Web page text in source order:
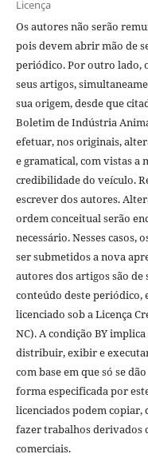
Licença
Os autores não serão
pois devem abrir mão de
periódico. Por outro lado,
seus artigos,
sua origem, desde que
Boletim de Indústria
efetuar, nos originais,
e gramatical, com vistas a
credibilidade do veículo.
escrever dos autores.
ordem conceitual serão
necessário. Nesses casos,
ser submetidos a nova
autores dos artigos são
conteúdo deste periódico,
licenciado sob a Licença
NC). A condição BY
distribuir, exibir e
com base em que só se
forma especificada por
licenciados podem
fazer trabalhos derivados
comerciais.